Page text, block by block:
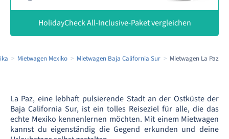
HolidayCheck All-Inclusive-Paket vergleichen
Mietwagen Mexiko Mietwagen Baja California Sur Mietwagen La Paz
La Paz, eine lebhaft pulsierende Stadt an der Ostküste der
Baja California Sur, ist ein tolles Reiseziel für alle, die das
echte Mexiko kennenlernen möchten. Mit einem Mietwagen
kannst du eigenständig die Gegend erkunden und deine